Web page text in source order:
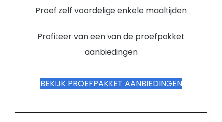
Proef zelf voordelige enkele maaltijden
Profiteer van een van de proefpakket
aanbiedingen
BEKIJK PROEFPAKKET AANBIEDINGEN